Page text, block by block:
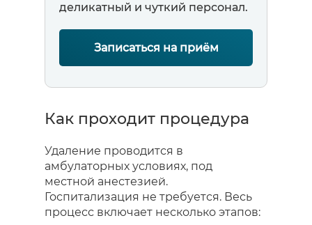
деликатный и чуткий персонал.
Записаться на приём
Как проходит процедура
Удаление проводится в
амбулаторных условиях, под
местной анестезией.
Госпитализация не требуется. Весь
процесс включает несколько этапов: